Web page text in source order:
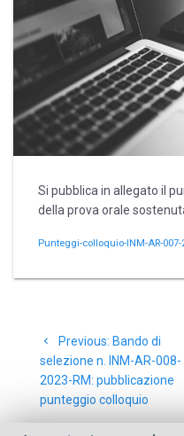
Si pubblica in allegato il
della prova orale
Punteggi-colloquio-INM-AR-007-
navigation
Previous: Previous
post:
Bando di
selezione n. INM-AR-008-
2023-RM: pubblicazione
punteggio colloquio